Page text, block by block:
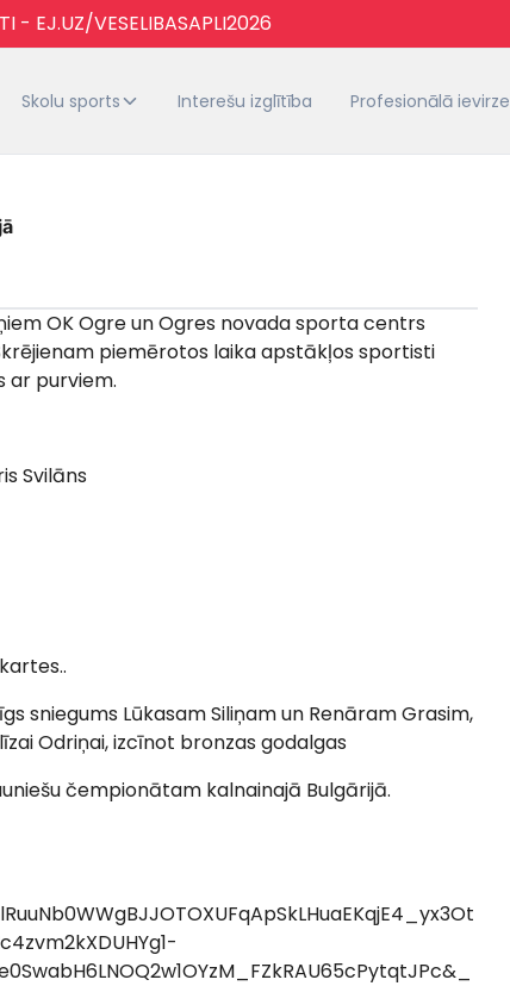
- EJ.UZ/VESELIBASAPLI2026
Skolu sports Interešu izglītība Profesionālā ievirze
OK Ogre un Ogres novada sporta centrs
piemērotos laika apstākļos sportisti
ar purviem.
Svilāns
sniegums Lūkasam Siliņam un Renāram Grasim,
Odriņai, izcīnot bronzas godalgas
čempionātam kalnainajā Bulgārijā.